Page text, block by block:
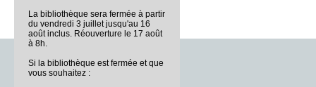
La bibliothèque sera fermée à partir
du vendredi 3 juillet jusqu'au 16
août inclus. Réouverture le 17 août
à 8h.
Si la bibliothèque est fermée et que
vous souhaitez :